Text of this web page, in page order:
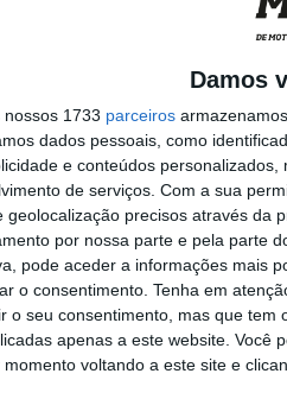
Damos
nossos 1733 parceiros
dados pessoais, como
e conteúdos
de serviços. Com a sua
geolocalização precisos através da
por nossa parte e pela parte
pode aceder a informações mais
o consentimento. Tenha em
o seu consentimento, mas que
apenas a este website. Você
voltando a este site e
estava muito calmo, a tentar
muito seco no início, se
comecei a atacar e fui
pararam a corrida na hora
a corrida, porque tinha
parabéns aos que